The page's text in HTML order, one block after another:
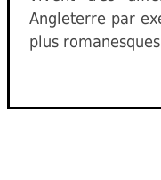
Angleterre par
plus